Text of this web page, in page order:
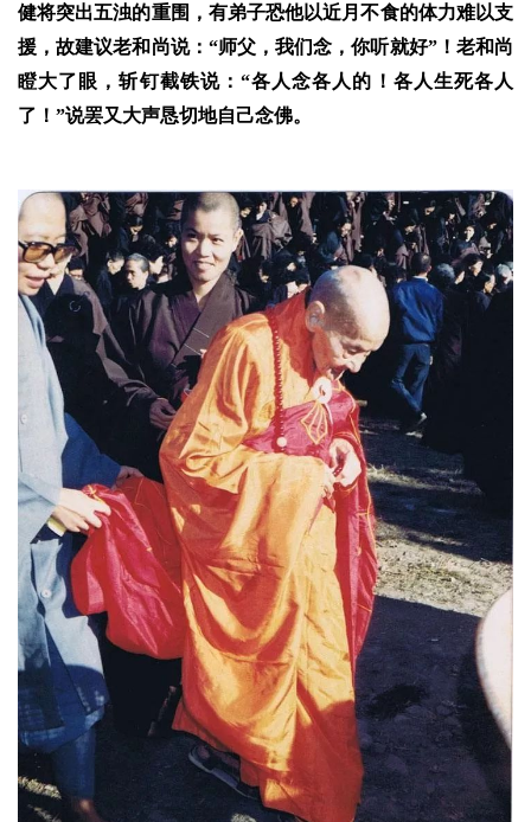
健将突出五浊的重围，有弟子恐他以近月不食的体力难以支
援，故建议老和尚说：“师父，我们念，你听就好”！老和尚
瞪大了眼，斩钉截铁说：“各人念各人的！各人生死各人
了！”说罢又大声恳切地自己念佛。